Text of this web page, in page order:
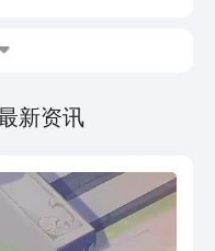
灵兽，可以在这里不断
这种卡通灵兽设定的
游戏。
新资讯